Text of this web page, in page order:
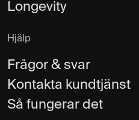
Longevity
Hjälp
Frågor & svar
Kontakta kundtjänst
Så fungerar det